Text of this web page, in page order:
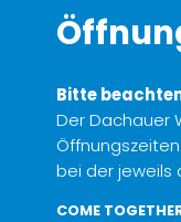
Bitte
Der Dachauer
bei der jeweils
COME